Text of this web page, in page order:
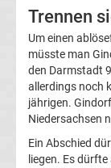
SV
Hannover
96
Trennen
Um einen
müsste man
den Darmstadt
allerdings noch
jährigen.
Niedersachsen
Ein Abschied
liegen. Es